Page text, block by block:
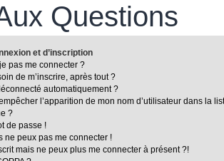
Questions
et d’inscription
pas me connecter ?
de m’inscrire, après tout ?
automatiquement ?
l’apparition de mon nom d’utilisateur dans la
?
de passe !
ne peux pas me connecter !
mais ne peux plus me connecter à présent ?!